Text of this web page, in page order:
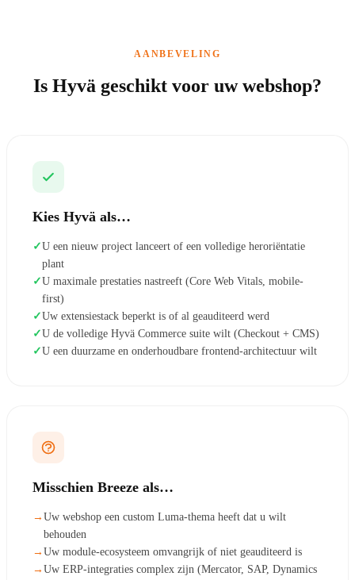
AANBEVELING
Is Hyvä geschikt voor uw webshop?
Kies Hyvä als…
✓U een nieuw project lanceert of een volledige heroriëntatie
plant
✓U maximale prestaties nastreeft (Core Web Vitals, mobile-
first)
✓Uw extensiestack beperkt is of al geauditeerd werd
✓U de volledige Hyvä Commerce suite wilt (Checkout + CMS)
✓U een duurzame en onderhoudbare frontend-architectuur wilt
Misschien Breeze als…
→ Uw webshop een custom Luma-thema heeft dat u wilt
behouden
→ Uw module-ecosysteem omvangrijk of niet geauditeerd is
→ Uw ERP-integraties complex zijn (Mercator, SAP, Dynamics